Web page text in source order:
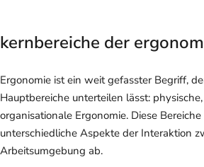
kernbereiche der
Ergonomie ist ein weit gefasster Begriff,
Hauptbereiche unterteilen lässt:
organisationale Ergonomie. Diese
unterschiedliche Aspekte der Interaktion
Arbeitsumgebung ab.